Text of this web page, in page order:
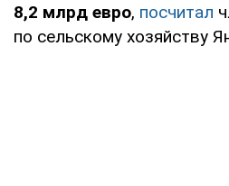
8,2 млрд евро, посчитал
по сельскому хозяйству